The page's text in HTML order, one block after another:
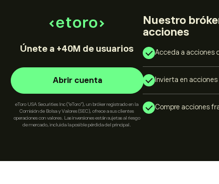
Únete a +40M de usuarios
Abrir cuenta
eToro USA Securities Inc ("eToro"), un bróker registrado en la
Comisión de Bolsa y Valores (SEC), ofrece a sus clientes
operaciones con valores. Las inversiones están sujetas al riesgo
de mercado, incluida la posible pérdida del principal.
Nuestro
acciones
Acceda a acciones
Invierta en
Compre acciones